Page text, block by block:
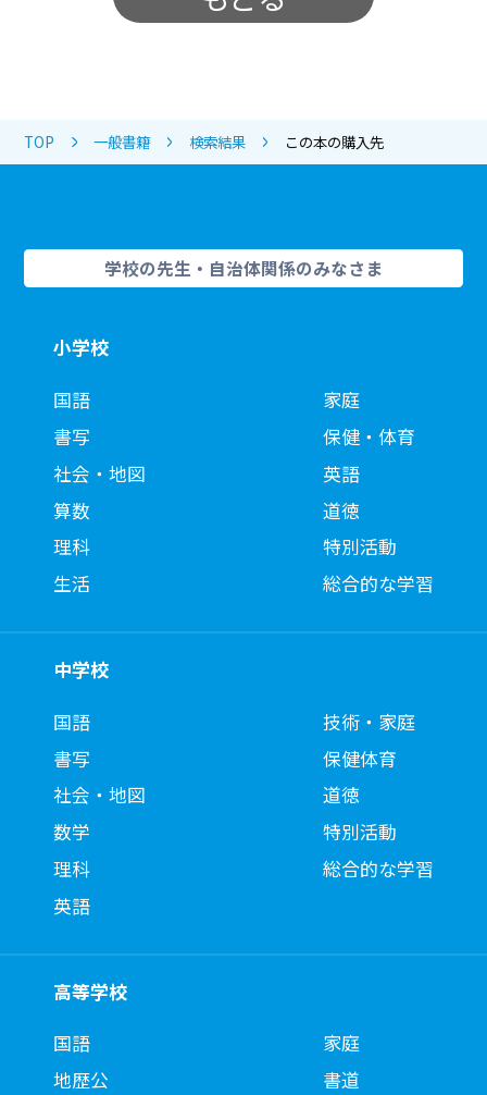
TOP 一般書籍 検索結果 この本の購入先
学校の先生・自治体関係のみなさま
小学校
国語
書写
社会・地図
算数
理科
生活
家庭
保健・体育
英語
道徳
特別活動
総合的な学習
中学校
国語
書写
社会・地図
数学
理科
英語
技術・家庭
保健体育
道徳
特別活動
総合的な学習
高等学校
国語
地歴公
家庭
書道